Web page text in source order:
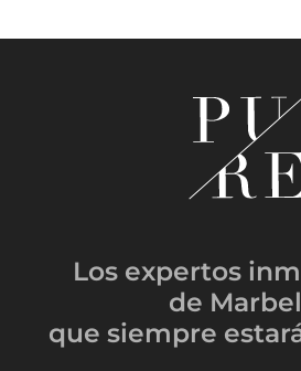
Los expertos
de
que siempre